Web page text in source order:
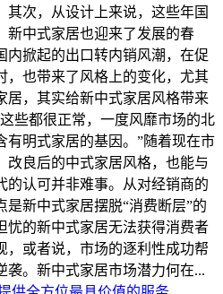
其次，从设计上来说，这些年国
新中式家居也迎来了发展的春
内掀起的出口转内销风潮，在促
，也带来了风格上的变化，尤其
居，其实给新中式家居风格带来
些都很正常，一度风靡市场的北
有明式家居的基因。”随着现在市
改良后的中式家居风格，也能与
的认可并非难事。从对经销商的
是新中式家居摆脱“消费断层”的
的新中式家居无法获得消费者
，或者说，市场的逐利性成功帮
袭。新中式家居市场潜力何在...